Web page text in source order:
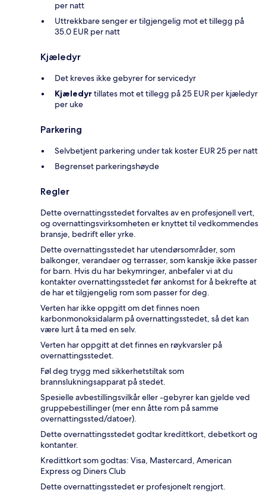
per natt
Uttrekkbare senger er tilgjengelig mot et tillegg på
35.0 EUR per natt
Kjæledyr
Det kreves ikke gebyrer for servicedyr
Kjæledyrtillates mot et tillegg på 25 EUR per kjæledyr
per uke
Parkering
Selvbetjent parkering under tak koster EUR 25 per natt
Begrenset parkeringshøyde
Regler
Dette overnattingsstedet forvaltes av en profesjonell vert,
og overnattingsvirksomheten er knyttet til vedkommendes
bransje, bedrift eller yrke.
Dette overnattingsstedet har utendørsområder, som
balkonger, verandaer og terrasser, som kanskje ikke passer
for barn. Hvis du har bekymringer, anbefaler vi at du
kontakter overnattingsstedet før ankomst for å bekrefte at
de har et tilgjengelig rom som passer for deg.
Verten har ikke oppgitt om det finnes noen
karbonmonoksidalarm på overnattingsstedet, så det kan
være lurt å ta med en selv.
Verten har oppgitt at det finnes en røykvarsler på
overnattingsstedet.
Føl deg trygg med sikkerhetstiltak som
brannslukningsapparat på stedet.
Spesielle avbestillingsvilkår eller -gebyrer kan gjelde ved
gruppebestillinger (mer enn åtte rom på samme
overnattingssted/datoer).
Dette overnattingsstedet godtar kredittkort, debetkort og
kontanter.
Kredittkort som godtas: Visa, Mastercard, American
Express og Diners Club
Dette overnattingsstedet er profesjonelt rengjort.